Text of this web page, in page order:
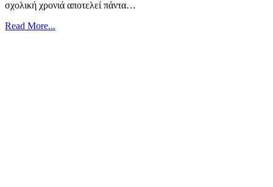
σχολική χρονιά αποτελεί πάντα…
Read More...